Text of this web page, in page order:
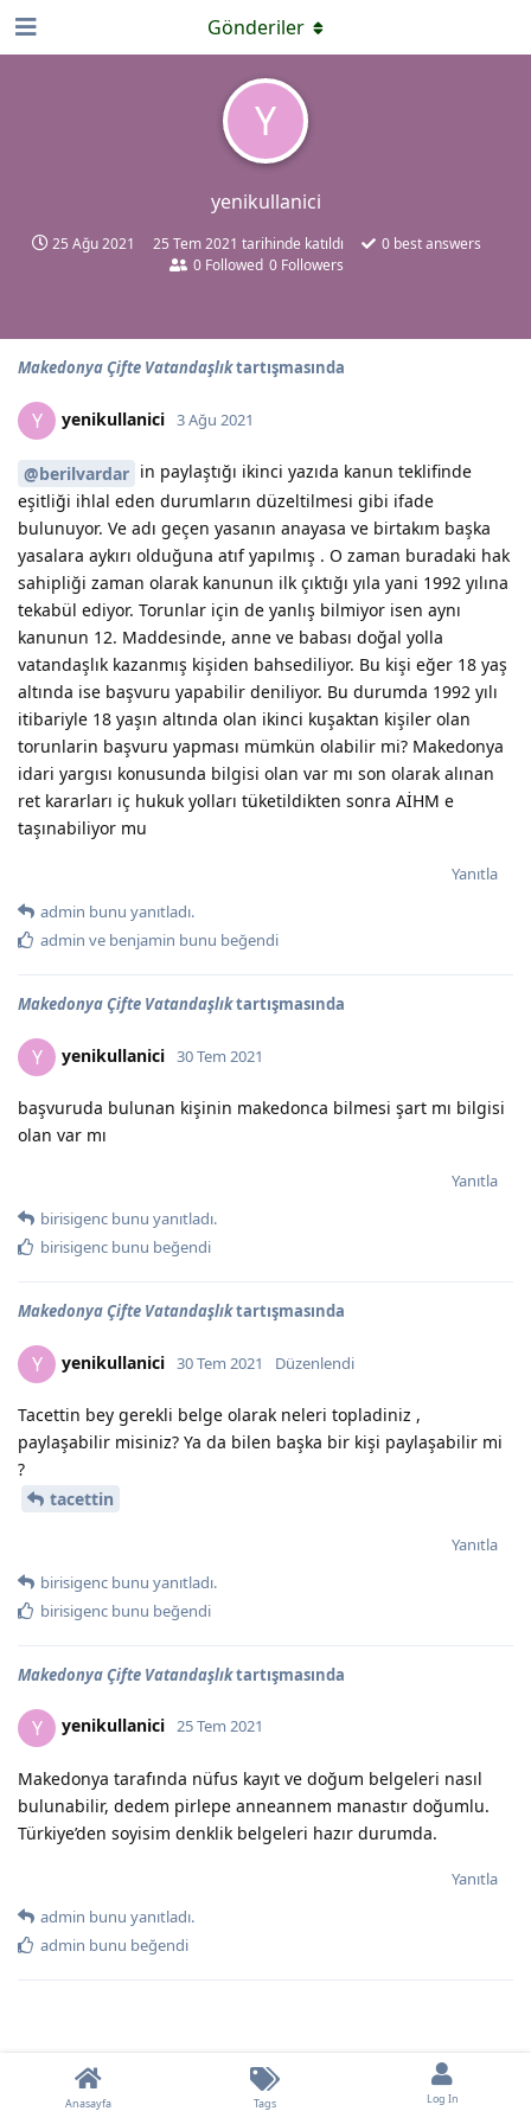
Y
yenikullanici
25 Ağu 2021 25 Tem 2021 tarihinde katıldı 0 best answers
0 Followed 0 Followers
Gönderiler
Makedonya Çifte Vatandaşlıktartışmasında
Y yenikullanici 3 Ağu 2021
@berilvardar in paylaştığı ikinci yazıda kanun teklifinde
eşitliği ihlal eden durumların düzeltilmesi gibi ifade
bulunuyor. Ve adı geçen yasanın anayasa ve birtakım başka
yasalara aykırı olduğuna atıf yapılmış . O zaman buradaki hak
sahipliği zaman olarak kanunun ilk çıktığı yıla yani 1992 yılına
tekabül ediyor. Torunlar için de yanlış bilmiyor isen aynı
kanunun 12. Maddesinde, anne ve babası doğal yolla
vatandaşlık kazanmış kişiden bahsediliyor. Bu kişi eğer 18 yaş
altında ise başvuru yapabilir deniliyor. Bu durumda 1992 yılı
itibariyle 18 yaşın altında olan ikinci kuşaktan kişiler olan
torunlarin başvuru yapması mümkün olabilir mi? Makedonya
idari yargısı konusunda bilgisi olan var mı son olarak alınan
ret kararları iç hukuk yolları tüketildikten sonra AİHM e
taşınabiliyor mu
Yanıtla
admin bunu yanıtladı.
admin ve benjamin bunu beğendi
Makedonya Çifte Vatandaşlıktartışmasında
Y yenikullanici 30 Tem 2021
başvuruda bulunan kişinin makedonca bilmesi şart mı bilgisi
olan var mı
Yanıtla
birisigenc bunu yanıtladı.
birisigenc bunu beğendi
Makedonya Çifte Vatandaşlıktartışmasında
Y yenikullanici 30 Tem 2021 Düzenlendi
Tacettin bey gerekli belge olarak neleri topladiniz ,
paylaşabilir misiniz? Ya da bilen başka bir kişi paylaşabilir mi
?
tacettin
Yanıtla
birisigenc bunu yanıtladı.
birisigenc bunu beğendi
Makedonya Çifte Vatandaşlıktartışmasında
Y yenikullanici 25 Tem 2021
Makedonya tarafında nüfus kayıt ve doğum belgeleri nasıl
bulunabilir, dedem pirlepe anneannem manastır doğumlu.
Türkiye’den soyisim denklik belgeleri hazır durumda.
Yanıtla
admin bunu yanıtladı.
admin bunu beğendi
Anasayfa Tags Log In